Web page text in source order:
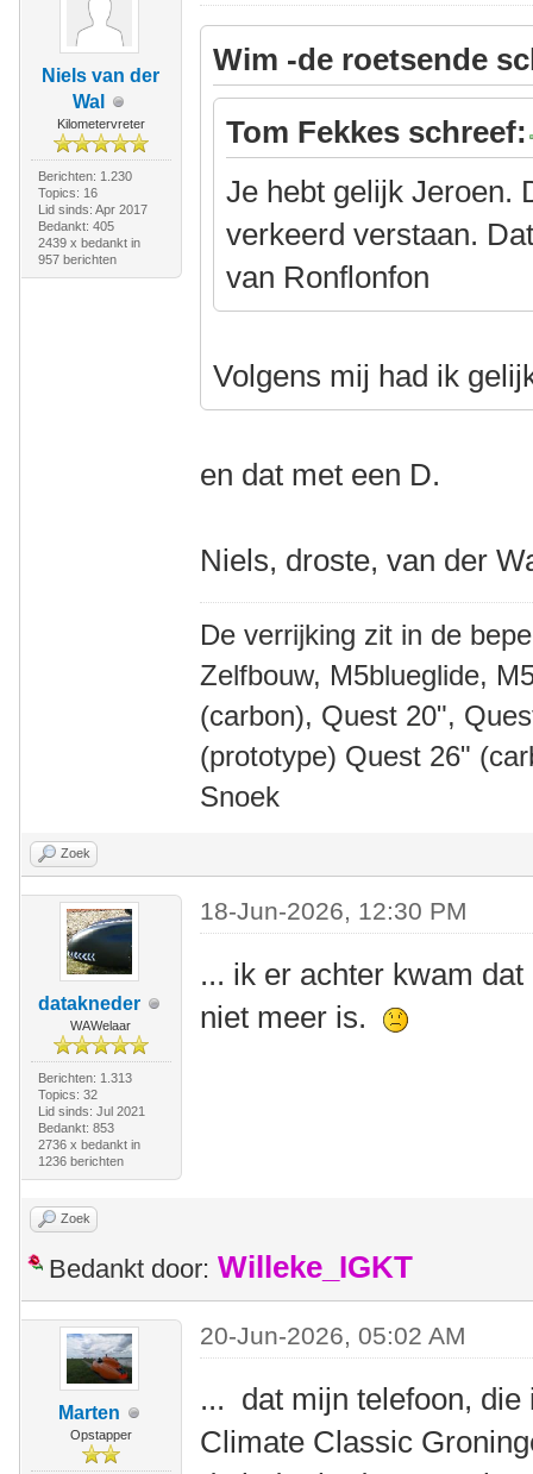
Niels van der
Wal
Kilometervreter
Berichten: 1.230
Topics: 16
Lid sinds: Apr 2017
Bedankt: 405
2439 x bedankt in
957 berichten
Wim -de roetsende
Tom Fekkes schreef:
Je hebt gelijk Jeroen.
verkeerd verstaan.
van Ronflonfon
Volgens mij had ik
en dat met een D.
Niels, droste, van der
De verrijking zit in de
Zelfbouw, M5blueglide,
(carbon), Quest 20",
(prototype) Quest 26"
Snoek
Zoek
datakneder
WAWelaar
Berichten: 1.313
Topics: 32
Lid sinds: Jul 2021
Bedankt: 853
2736 x bedankt in
1236 berichten
18-Jun-2026, 12:30 PM
... ik er achter kwam
niet meer is.
Zoek
Bedankt door: Willeke_IGKT
Marten
Opstapper
20-Jun-2026, 05:02 AM
... dat mijn telefoon, die
Climate Classic